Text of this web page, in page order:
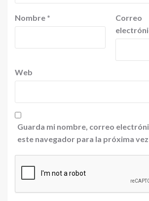
Nombre *
Correo
Web
Guarda mi nombre, correo
este navegador para la próxima